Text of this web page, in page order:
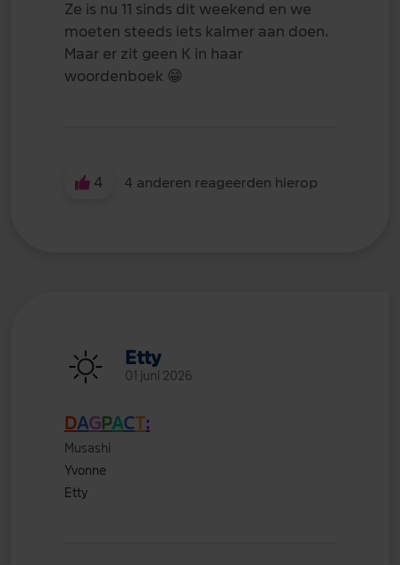
Ze is nu 11 sinds dit weekend en we
moeten steeds iets kalmer aan doen.
Maar er zit geen K in haar
woordenboek 😁
4 4 anderen reageerden hierop
Etty
01 juni 2026
DAG PACT:
Musashi
Yvonne
Etty